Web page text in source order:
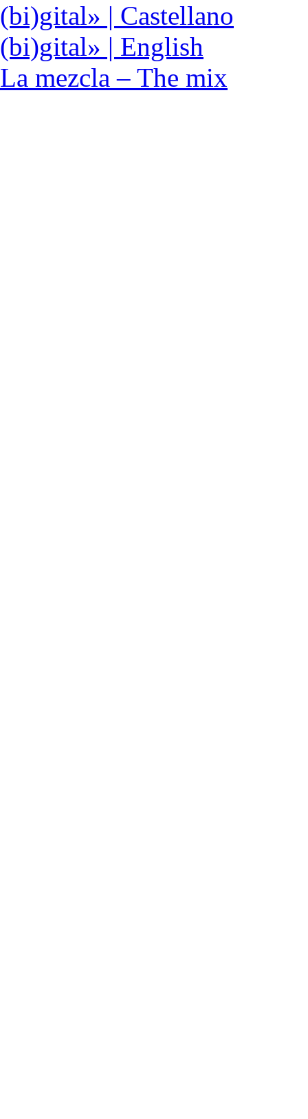
(bi)gital» | Castellano
(bi)gital» | English
La mezcla – The mix